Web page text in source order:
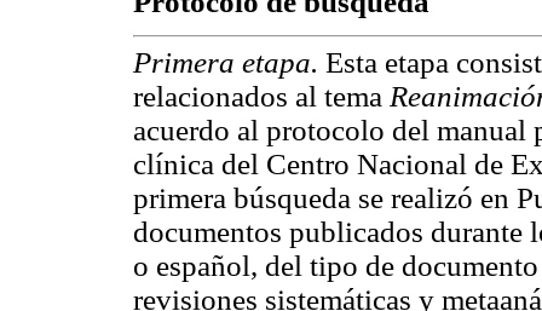
Primera etapa. Esta etapa
relacionados al tema
acuerdo al protocolo del manual
clínica del Centro Nacional de
primera búsqueda se realizó en
documentos publicados durante
o español, del tipo de
revisiones sistemáticas y